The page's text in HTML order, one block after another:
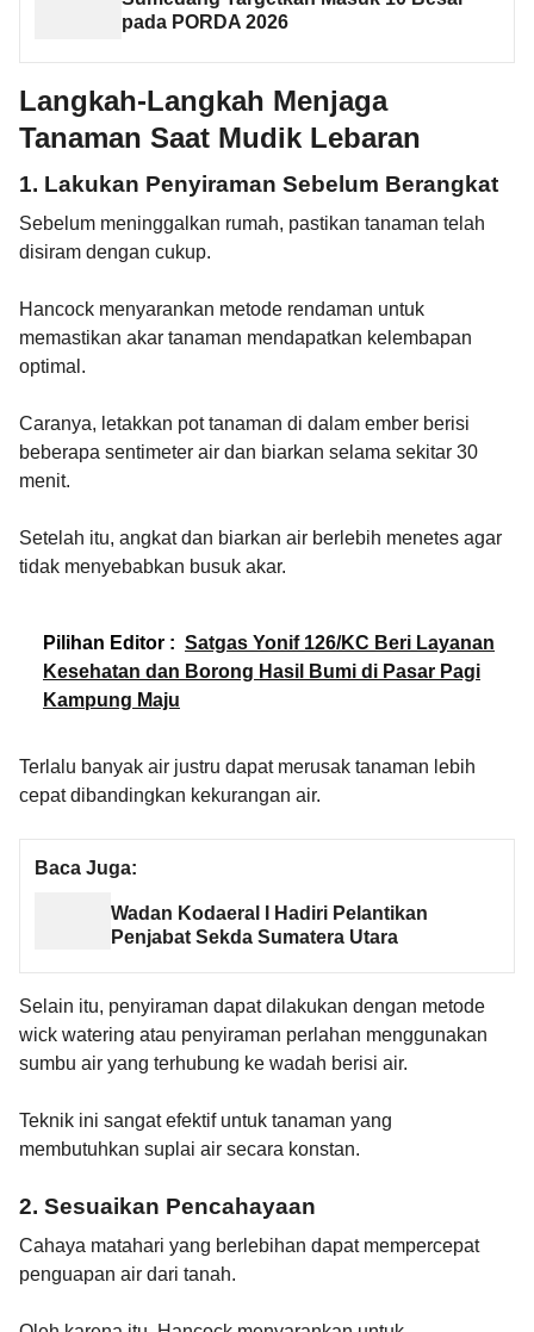
pada PORDA 2026
Langkah-Langkah Menjaga
Tanaman Saat Mudik Lebaran
1. Lakukan Penyiraman Sebelum Berangkat
Sebelum meninggalkan rumah, pastikan tanaman telah
disiram dengan cukup.
Hancock menyarankan metode rendaman untuk
memastikan akar tanaman mendapatkan kelembapan
optimal.
Caranya, letakkan pot tanaman di dalam ember berisi
beberapa sentimeter air dan biarkan selama sekitar 30
menit.
Setelah itu, angkat dan biarkan air berlebih menetes agar
tidak menyebabkan busuk akar.
Pilihan Editor : Satgas Yonif 126/KC Beri Layanan
Kesehatan dan Borong Hasil Bumi di Pasar Pagi
Kampung Maju
Terlalu banyak air justru dapat merusak tanaman lebih
cepat dibandingkan kekurangan air.
Baca Juga:
Wadan Kodaeral I Hadiri Pelantikan
Penjabat Sekda Sumatera Utara
Selain itu, penyiraman dapat dilakukan dengan metode
wick watering atau penyiraman perlahan menggunakan
sumbu air yang terhubung ke wadah berisi air.
Teknik ini sangat efektif untuk tanaman yang
membutuhkan suplai air secara konstan.
2. Sesuaikan Pencahayaan
Cahaya matahari yang berlebihan dapat mempercepat
penguapan air dari tanah.